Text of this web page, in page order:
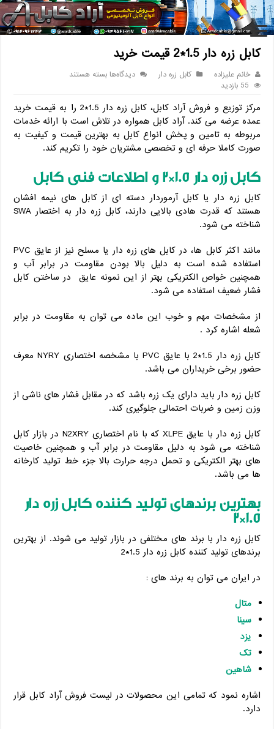
خانه / کابل / کابل زره دار / کابل زره دار 1.5*2 قیمت خرید
کابل زره دار 1.5*2 قیمت خرید
خانم علیزاده کابل زره دار دیدگاه‌هابرای
دار
قیمت
خرید
بسته هستند
55 بازدید
مرکز توزیع و فروش آراد کابل، کابل زره دار 1.5*2 را به قیمت خرید
عمده عرضه می کند. آراد کابل همواره در تلاش است با ارائه خدمات
مربوطه به تامین و پخش انواع کابل به بهترین قیمت و کیفیت به
صورت کاملا حرفه ای و تخصصی مشتریان خود را تکریم کند.
کابل زره دار 1.5*2 و اطلاعات فنی کابل
کابل زره دار یا کابل آرموردار دسته ای از کابل های نیمه افشان
هستند که قدرت هادی بالایی دارند، کابل زره دار به اختصار SWA
شناخته می شود.
مانند اکثر کابل ها، در کابل های زره دار یا مسلح نیز از عایق PVC
استفاده شده است به دلیل بالا بودن مقاومت در برابر آب و
همچنین خواص الکتریکی بهتر از این نمونه عایق در ساختن کابل
فشار ضعیف استفاده می شود.
از مشخصات مهم و خوب این ماده می توان به مقاومت در برابر
شعله اشاره کرد .
کابل زره دار 1.5*2 با عایق PVC با مشخصه اختصاری NYRY معرف
حضور برخی خریداران می باشد.
کابل زره دار باید دارای یک زره باشد که در مقابل فشار های ناشی از
وزن زمین و ضربات احتمالی جلوگیری کند.
کابل زره دار با عایق XLPE که با نام اختصاری N2XRY در بازار کابل
شناخته می شود به دلیل مقاومت در برابر آب و همچنین خاصیت
های بهتر الکتریکی و تحمل درجه حرارت بالا جزء خط تولید کارخانه
ها می باشد.
بهترین برندهای تولید کننده کابل زره دار
1.5*2
کابل زره دار با برند های مختلفی در بازار تولید می شوند. از بهترین
برندهای تولید کننده کابل زره دار 1.5*2
در ایران می توان به برند های :
متال
سینا
یزد
تک
شاهین
اشاره نمود که تمامی این محصولات در لیست فروش آراد کابل قرار
دارد.